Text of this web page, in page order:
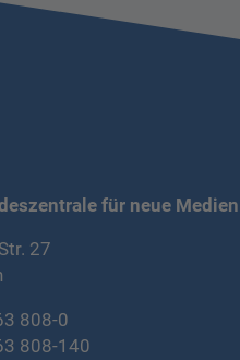
für neue
27
808-0
808-140